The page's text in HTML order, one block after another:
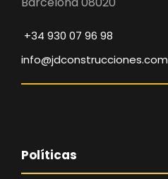
+34 930 07 96 98
info@jdconstrucciones.com
Políticas